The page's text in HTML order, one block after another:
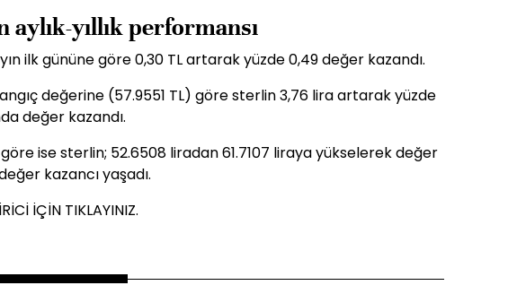
aylık-yıllık performansı
ilk gününe göre 0,30 TL artarak yüzde 0,49 değer kazandı.
değerine (57.9551 TL) göre sterlin 3,76 lira artarak yüzde
değer kazandı.
göre ise sterlin; 52.6508 liradan 61.7107 liraya yükselerek değer
kazancı yaşadı.
İÇİN TIKLAYINIZ.